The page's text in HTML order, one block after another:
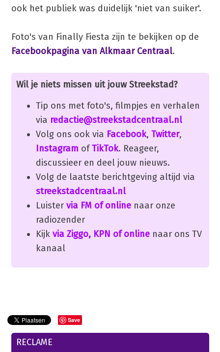
ook het publiek was duidelijk 'niet van suiker'.
Foto's van Finally Fiesta zijn te bekijken op de
Facebookpagina van Alkmaar Centraal.
Wil je niets missen uit jouw Streekstad?
Tip ons met foto's, filmpjes en verhalen
via redactie@streekstadcentraal.nl
Volg ons ook via Facebook, Twitter,
Instagram ofTikTok. Reageer,
discussieer en deel jouw nieuws.
Volg de laatste berichtgeving altijd via
streekstadcentraal.nl
Luister via FM of onlinenaar onze
radiozender
Kijk via Ziggo, KPN of onlinenaar ons TV
kanaal
Save
RECLAME